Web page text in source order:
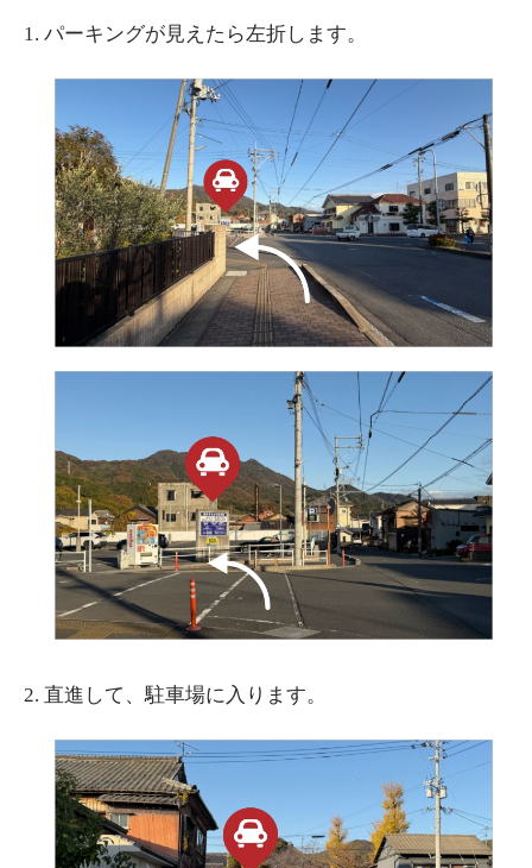
1. パーキングが見えたら左折します。
2. 直進して、駐車場に入ります。